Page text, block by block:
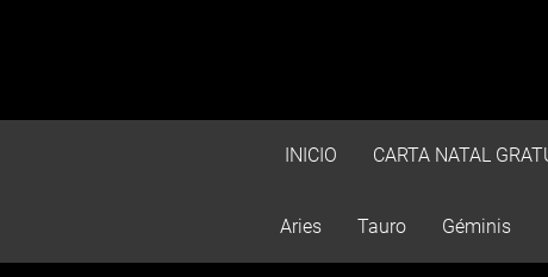
INICIO CARTA NATAL
Aries Tauro Géminis